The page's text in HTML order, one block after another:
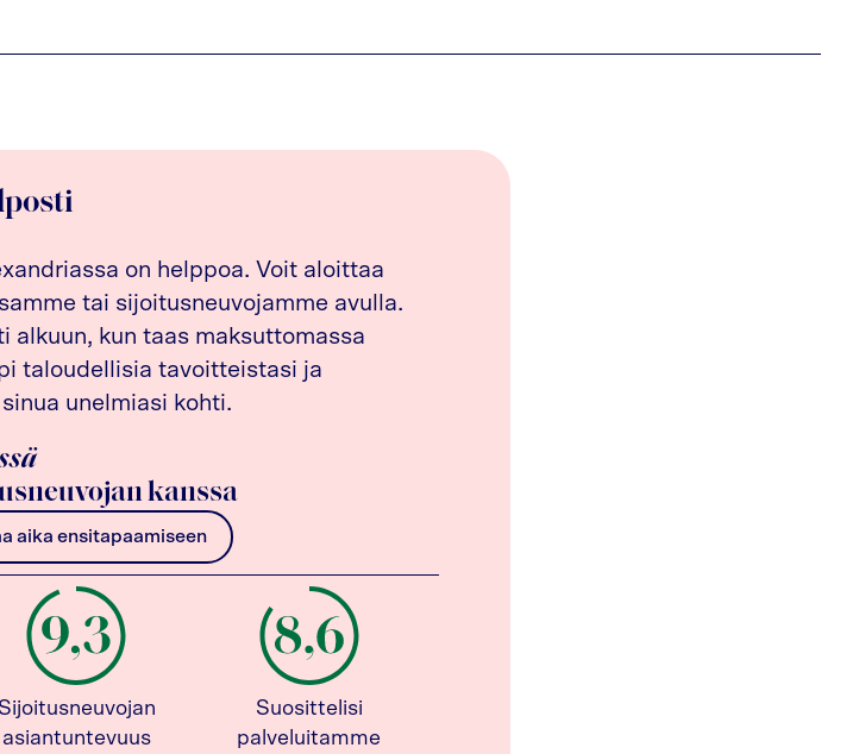
on helppoa. Voit aloittaa
tai sijoitusneuvojamme avulla.
alkuun, kun taas maksuttomassa
taloudellisia tavoitteistasi ja
unelmiasi kohti.
kanssa
aika ensitapaamiseen
Sijoitusneuvojan
asiantuntevuus
Suosittelisi
palveluitamme